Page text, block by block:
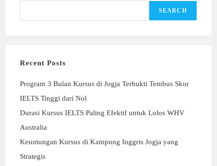
SEARCH
Recent Posts
Program 3 Bulan Kursus di Jogja Terbukti Tembus Skor
IELTS Tinggi dari Nol
Durasi Kursus IELTS Paling Efektif untuk Lolos WHV
Australia
Keuntungan Kursus di Kampung Inggris Jogja yang
Strategis